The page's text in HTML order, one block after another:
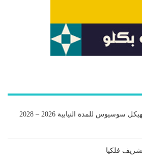
للمدة النيابية 2026 – 2028
فلكيا